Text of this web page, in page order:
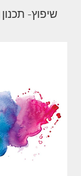
שיפוץ- תכנון